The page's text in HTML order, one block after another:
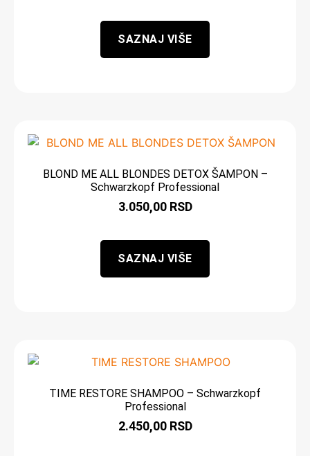
SAZNAJ VIŠE
BLOND ME ALL BLONDES DETOX ŠAMPON –
Schwarzkopf Professional
3.050,00 RSD
SAZNAJ VIŠE
TIME RESTORE SHAMPOO – Schwarzkopf
Professional
2.450,00 RSD